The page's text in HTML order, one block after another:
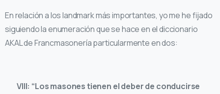
En relación a los landmark más importantes, yo me he fijado
siguiendo la enumeración que se hace en el diccionario
AKAL de Francmasonería particularmente en dos:
VIII: “Los masones tienen el deber de conducirse